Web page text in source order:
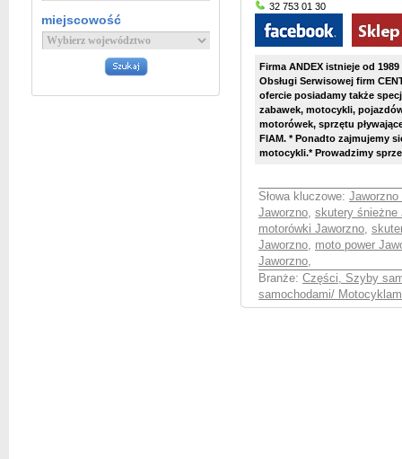
miejscowość
32 753 01 30
Firma ANDEX istnieje od
Obsługi Serwisowej firm
ofercie posiadamy także
zabawek, motocykli,
motorówek, sprzętu
FIAM. * Ponadto zajmujemy
motocykli.* Prowadzimy
Słowa kluczowe: Jaworzno
Jaworzno, skutery śnieżne
motorówki Jaworzno,
Jaworzno, moto power
Jaworzno,
Branże: Części, Szyby
samochodami/